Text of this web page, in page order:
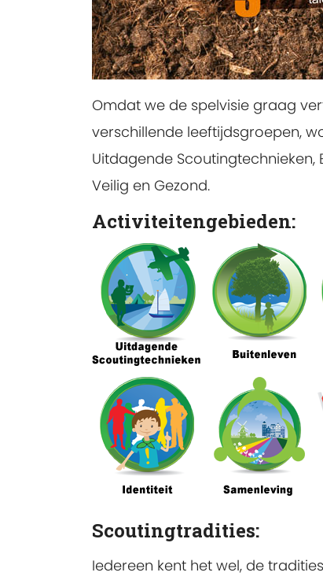
Omdat we de spelvisie graag
verschillende leeftijdsgroepen,
Uitdagende Scoutingtechnieken,
Veilig en Gezond.
Activiteitengebieden:
Scoutingtradities:
Iedereen kent het wel, de